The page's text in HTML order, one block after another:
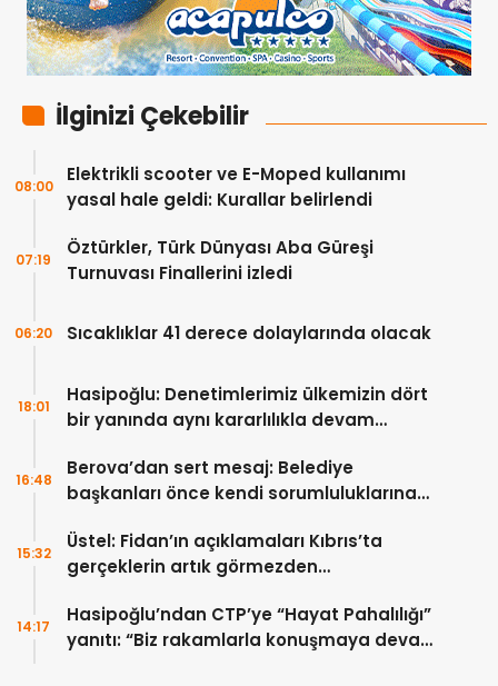
İlginizi Çekebilir
Elektrikli scooter ve E-Moped kullanımı
yasal hale geldi: Kurallar belirlendi
08:00
Öztürkler, Türk Dünyası Aba Güreşi
Turnuvası Finallerini izledi
07:19
Sıcaklıklar 41 derece dolaylarında olacak
06:20
Hasipoğlu: Denetimlerimiz ülkemizin dört
bir yanında aynı kararlılıkla devam
18:01
Berova’dan sert mesaj: Belediye
başkanları önce kendi sorumluluklarına
16:48
Üstel: Fidan’ın açıklamaları Kıbrıs’ta
gerçeklerin artık görmezden
15:32
Hasipoğlu’ndan CTP’ye “Hayat Pahalılığı”
yanıtı: “Biz rakamlarla konuşmaya devam
14:17